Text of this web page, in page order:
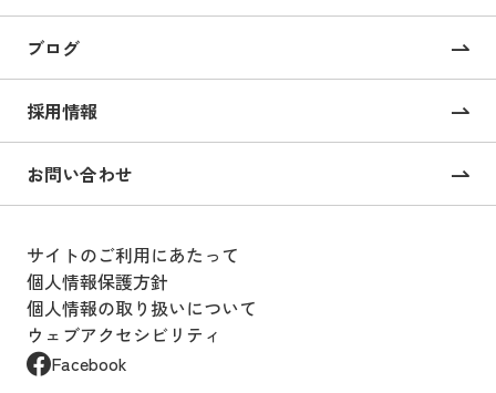
採用サイト制作
CMS構築・導入
オンライン校正ツール “UI Collabo”
Webコンサルティング
Webサイト運用支援
Webサイト運用・設計
Webサイト運用のアウトソーシング
サービス “BOOST”
ブログ
採用情報
お問い合わせ
サイトのご利用にあたって
個人情報保護方針
個人情報の取り扱いについて
ウェブアクセシビリティ
Facebook